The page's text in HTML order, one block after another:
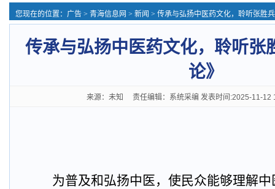
您现在的位置： 广告 > 青海信息网 > 新闻 > 传承与弘扬中医药文化，聆听张胜
传承与弘扬中医药文化，聆听张
论》
来源：未知 责任编辑：系统采编 发表时间:2025-11-
为普及和弘扬中医，使民众能够理解